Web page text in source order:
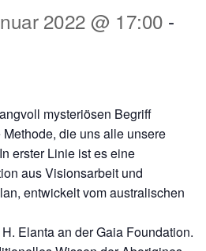
2022 @ 17:00 -
mysteriösen Begriff
Methode, die uns alle unsere
In erster Linie ist es eine
aus Visionsarbeit und
entwickelt vom australischen
Elanta an der Gaia Foundation.